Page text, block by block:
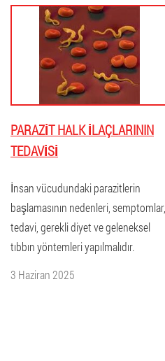
PARAZIT HALK ILAÇLARININ
TEDAVISI
İnsan vücudundaki parazitlerin
başlamasının nedenleri, semptomlar,
tedavi, gerekli diyet ve geleneksel
tıbbın yöntemleri yapılmalıdır.
3 Haziran 2025